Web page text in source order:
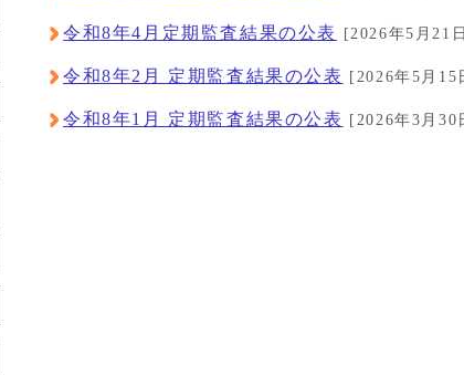
令和8年4月定期監査結果の公表 [2026年5月21
令和8年2月 定期監査結果の公表 [2026年5月15
令和8年1月 定期監査結果の公表 [2026年3月30